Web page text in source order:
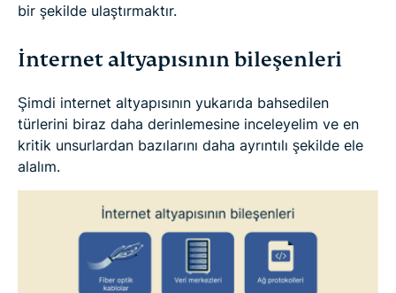
bir şekilde ulaştırmaktır.
İnternet altyapısının bileşenleri
Şimdi internet altyapısının yukarıda bahsedilen
türlerini biraz daha derinlemesine inceleyelim ve en
kritik unsurlardan bazılarını daha ayrıntılı şekilde ele
alalım.